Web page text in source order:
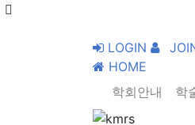
LOGIN
HOME
학회안내
학